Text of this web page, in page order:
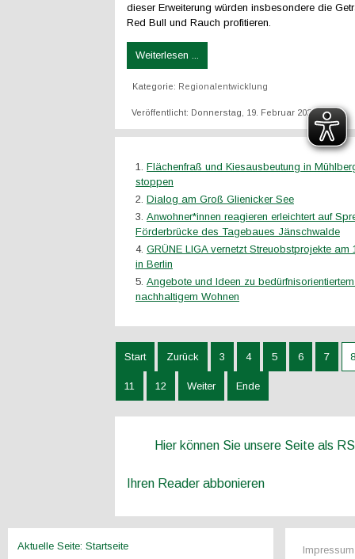
dieser Erweiterung würden insbesondere die
Red Bull und Rauch profitieren.
Weiterlesen ...
Kategorie: Regionalentwicklung
Veröffentlicht: Donnerstag, 19. Februar 2026 20:45
Flächenfraß und Kiesausbeutung in
stoppen
Dialog am Groß Glienicker See
Anwohner*innen reagieren erleichtert auf
Förderbrücke des Tagebaues Jänschwalde
GRÜNE LIGA vernetzt Streuobstprojekte am
in Berlin
Angebote und Ideen zu
nachhaltigem Wohnen
Start Zurück 3 4 5 6 7 8
11 12 Weiter Ende
Hier können Sie unsere Seite als
Ihren Reader abbonieren
Aktuelle Seite: Startseite Impressum